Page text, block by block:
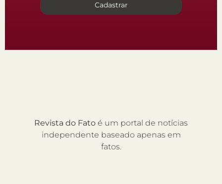
Cadastrar
Revista do Fato é um portal de notícias
independente baseado apenas em
fatos.